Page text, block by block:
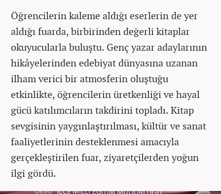
Öğrencilerin kaleme aldığı eserlerin de yer
aldığı fuarda, birbirinden değerli kitaplar
okuyucularla buluştu. Genç yazar adaylarının
hikâyelerinden edebiyat dünyasına uzanan
ilham verici bir atmosferin oluştuğu
etkinlikte, öğrencilerin üretkenliği ve hayal
gücü katılımcıların takdirini topladı. Kitap
sevgisinin yaygınlaştırılması, kültür ve sanat
faaliyetlerinin desteklenmesi amacıyla
gerçekleştirilen fuar, ziyaretçilerden yoğun
ilgi gördü.